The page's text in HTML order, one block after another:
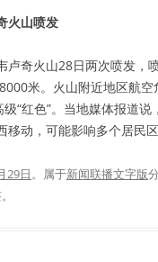
火山喷发
卢奇火山28日两次喷发，
米。火山附近地区航空
级“红色”。当地媒体报道
动，可能影响多个居民区
29日。属于新闻联播文字版